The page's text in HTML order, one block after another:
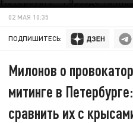
02 МАЯ 10:35
ПОДПИШИТЕСЬ:
Милонов о
митинге в
сравнить их с